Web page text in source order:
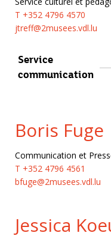
T +352 4796 4570
jtreff@2musees.vdl.lu
Service
communication
Boris Fuge
Communication et
T +352 4796 4561
bfuge@2musees.vdl.lu
Jessica